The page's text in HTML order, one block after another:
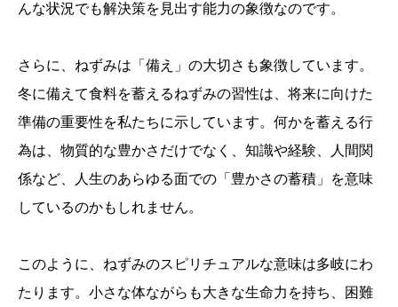
んな状況でも解決策を見出す能力の象徴なのです。
さらに、ねずみは「備え」の大切さも象徴しています。
冬に備えて食料を蓄えるねずみの習性は、将来に向けた
準備の重要性を私たちに示しています。何かを蓄える行
為は、物質的な豊かさだけでなく、知識や経験、人間関
係など、人生のあらゆる面での「豊かさの蓄積」を意味
しているのかもしれません。
このように、ねずみのスピリチュアルな意味は多岐にわ
たります。小さな体ながらも大きな生命力を持ち、困難